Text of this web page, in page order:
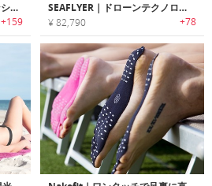
ShadyFace｜ポータブルサンシェード「シェイディーフェイス」
+159
SEAFLYER｜ドローンテクノロジーを応用したポータブル水中スクーター「シーフライヤー」
¥ 82,790 +78